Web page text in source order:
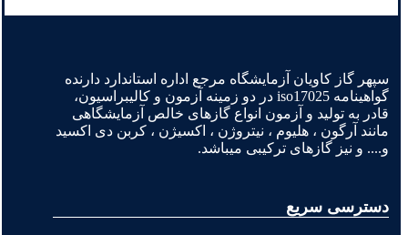
سپهر گاز کاویان آزمایشگاه مرجع اداره استاندارد دارنده
گواهینامه iso17025 در دو زمینه آزمون و کالیبراسیون،
قادر به تولید و آزمون انواع گازهای خالص آزمایشگاهی
مانند آرگون ، هلیوم ، نیتروژن ، اکسیژن ، کربن دی اکسید
و.... و نیز گازهای ترکیبی میباشد.
دسترسی سریع